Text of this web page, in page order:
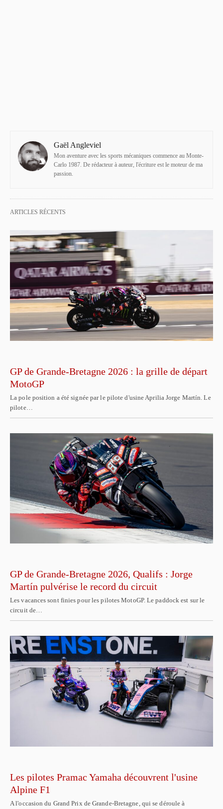
Gaël Angleviel
Mon aventure avec les sports mécaniques commence au Monte-
Carlo 1987. De rédacteur à auteur, l'écriture est le moteur de ma
passion.
ARTICLES RÉCENTS
GP de Grande-Bretagne 2026 : la grille de départ
MotoGP
La pole position a été signée par le pilote d'usine Aprilia Jorge Martín. Le
pilote…
GP de Grande-Bretagne 2026, Qualifs : Jorge
Martín pulvérise le record du circuit
Les vacances sont finies pour les pilotes MotoGP. Le paddock est sur le
circuit de…
Les pilotes Pramac Yamaha découvrent l'usine
Alpine F1
A l'occasion du Grand Prix de Grande-Bretagne, qui se déroule à